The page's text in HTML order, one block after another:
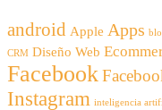
android Apple Apps
CRM Diseño Web
Facebook
Instagram inteligencia